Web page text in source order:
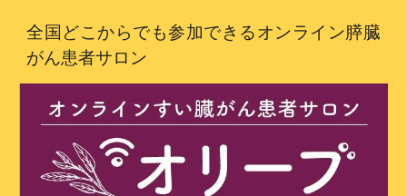
全国どこからでも参加できるオンライン膵臓
がん患者サロン